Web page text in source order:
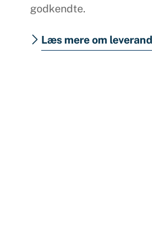
godkendte.
Læs mere om